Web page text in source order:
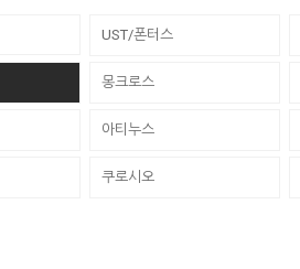
UST/폰터스
몽크로스
아티누스
쿠로시오